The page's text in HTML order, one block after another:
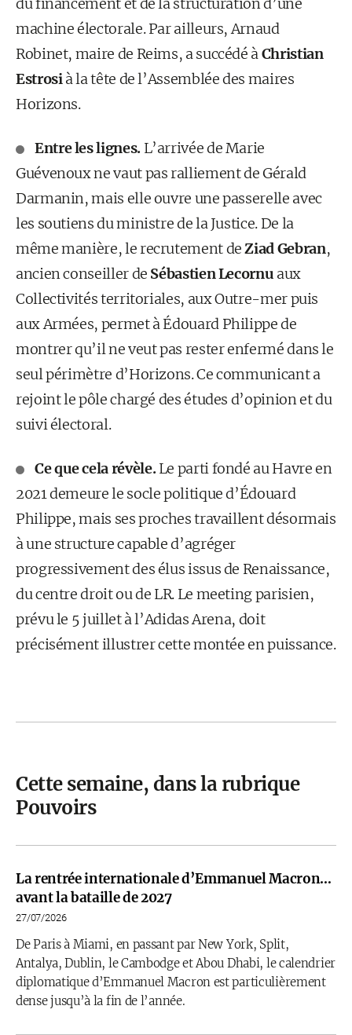
machine électorale. Par ailleurs, Arnaud
Robinet, maire de Reims, a succédé àChristian
Estrosià la tête de l’Assemblée des maires
Horizons.
Entre les lignes.L’arrivée de Marie
Guévenoux ne vaut pas ralliement de Gérald
Darmanin, mais elle ouvre une passerelle avec
les soutiens du ministre de la Justice. De la
même manière, le recrutement deZiad Gebran,
ancien conseiller de Sébastien Lecornu aux
Collectivités territoriales, aux Outre-mer puis
aux Armées, permet à Édouard Philippe de
montrer qu’il ne veut pas rester enfermé dans le
seul périmètre d’Horizons. Ce communicant a
rejoint le pôle chargé des études d’opinion et du
suivi électoral.
Ce que cela révèle.Le parti fondé au Havre en
2021 demeure le socle politique d’Édouard
Philippe, mais ses proches travaillent désormais
à une structure capable d’agréger
progressivement des élus issus de Renaissance,
du centre droit ou de LR. Le meeting parisien,
prévu le 5 juillet à l’Adidas Arena, doit
précisément illustrer cette montée en puissance.
Cette semaine, dans la rubrique
Pouvoirs
La rentrée internationale d’Emmanuel Macron…
avant la bataille de 2027
27/07/2026
De Paris à Miami, en passant par New York, Split,
Antalya, Dublin, le Cambodge et Abou Dhabi, le calendrier
diplomatique d’Emmanuel Macron est particulièrement
dense jusqu’à la fin de l’année.